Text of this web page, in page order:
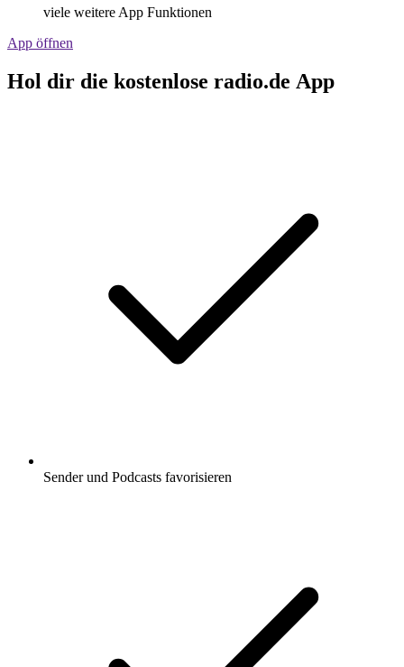
viele weitere App Funktionen
App öffnen
Hol dir die kostenlose radio.de App
Sender und Podcasts favorisieren